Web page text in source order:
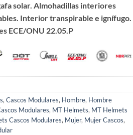
solar. Almohadillas interiores
Interior transpirable e ignífugo.
ECE/ONU 22.05.P
,Cascos Modulares, Hombre, Hombre
Modulares, MT Helmets, MT Helmets
Cascos Modulares, Mujer, Mujer Cascos,